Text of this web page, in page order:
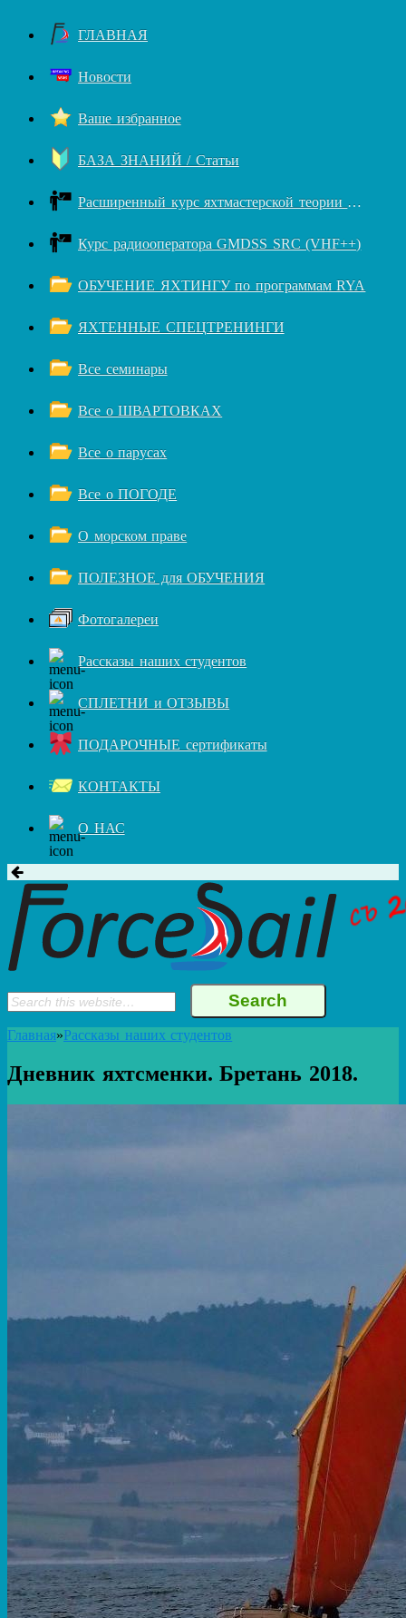
ГЛАВНАЯ
Новости
Ваше избранное
БАЗА ЗНАНИЙ / Статьи
Расширенный курс яхтмастерской теории RYA++
Курс радиооператора GMDSS SRC (VHF++)
ОБУЧЕНИЕ ЯХТИНГУ по программам RYA
ЯХТЕННЫЕ СПЕЦТРЕНИНГИ
Все семинары
Все о ШВАРТОВКАХ
Все о парусах
Все о ПОГОДЕ
О морском праве
ПОЛЕЗНОЕ для ОБУЧЕНИЯ
Фотогалереи
Рассказы наших студентов
СПЛЕТНИ и ОТЗЫВЫ
ПОДАРОЧНЫЕ сертификаты
КОНТАКТЫ
О НАС
Главная»Рассказы наших студентов
Дневник яхтсменки. Бретань 2018.